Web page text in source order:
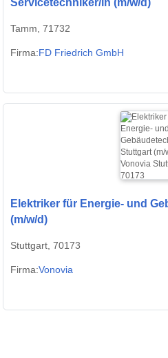
Servicetechniker/in (m/w/d)
Tamm, 71732
Firma:FD Friedrich GmbH
Elektriker für Energie- und
(m/w/d)
Stuttgart, 70173
Firma:Vonovia